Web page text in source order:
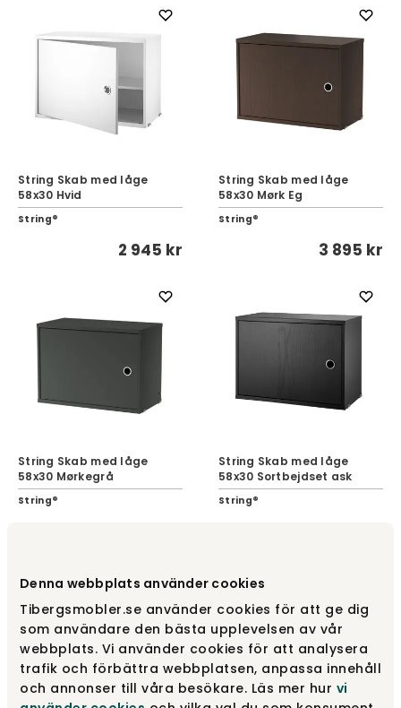
Denna webbplats använder cookies
Tibergsmobler.se använder cookies för att ge dig
som användare den bästa upplevelsen av vår
webbplats. Vi använder cookies för att analysera
trafik och förbättra webbplatsen, anpassa innehåll
och annonser till våra besökare. Läs mer hur vi
String Skab med låge
58x30 Hvid
String®
2 945 kr
String Skab med låge
58x30 Mørk Eg
String®
3 895 kr
String Skab med låge
58x30 Mørkegrå
String®
String Skab med låge
58x30 Sortbejdset ask
String®